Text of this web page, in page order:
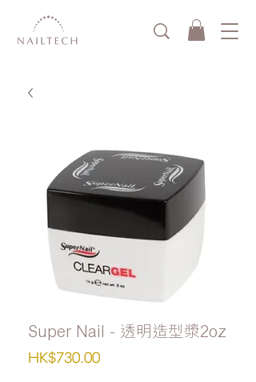
Super Nail - 透明造型漿2oz
HK$730.00價